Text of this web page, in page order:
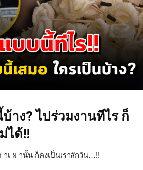
าง? ไปร่วมงานทีไร ก็
ได้!!
เ ผ านั้น ก็คงเป็นเราสักวัน…!!